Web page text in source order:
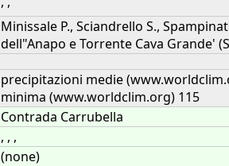
Minissale P., Sciandrello S.,
dell"Anapo e Torrente Cava Grande'
precipitazioni medie
minima (www.worldclim.org) 115
Contrada Carrubella
, , ,
(none)